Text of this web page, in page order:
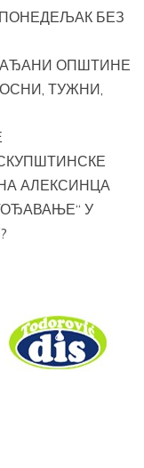
БЕЗ
ОПШТИНЕ
ТУЖНИ,
АЛЕКСИНЦА
У